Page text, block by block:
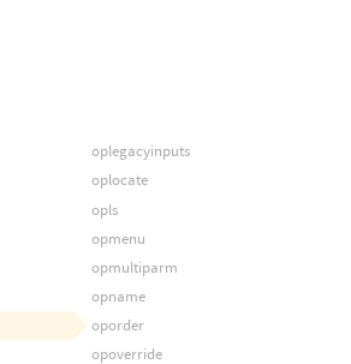
oplegacyinputs
oplocate
opls
opmenu
opmultiparm
opname
oporder
opoverride